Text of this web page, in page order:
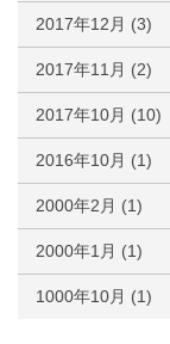
2017年12月 (3)
2017年11月 (2)
2017年10月 (10)
2016年10月 (1)
2000年2月 (1)
2000年1月 (1)
1000年10月 (1)